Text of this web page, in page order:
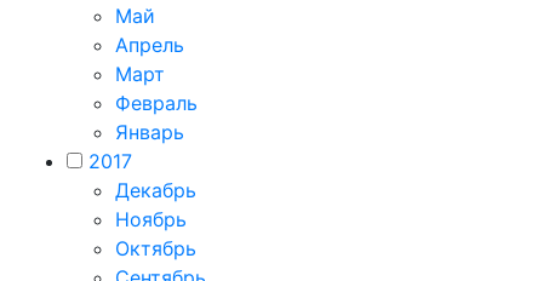
Май
Апрель
Март
Февраль
Январь
2017
Декабрь
Ноябрь
Октябрь